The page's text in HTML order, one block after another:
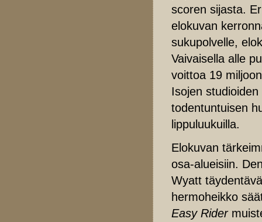
scoren sijasta.
elokuvan
sukupolvelle,
Vaivaisella alle
voittoa 19
Isojen
todentuntuisen
lippuluukuilla.
Elokuvan
osa-alueisiin.
Wyatt
hermoheikko
Easy Rider